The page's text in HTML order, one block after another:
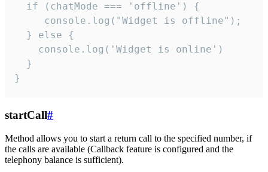
  if (chatMode === 'offline') {
     console.log("Widget is offline");
  } else {
    console.log('Widget is online')
  }
}
startCall#
Method allows you to start a return call to the specified number, if
the calls are available (Callback feature is configured and the
telephony balance is sufficient).